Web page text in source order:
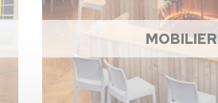
MOBILIER